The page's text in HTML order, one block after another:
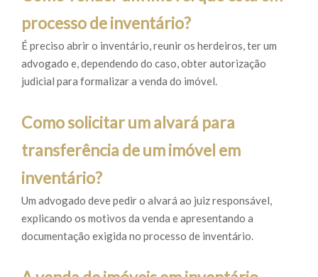
processo de inventário?
É preciso abrir o inventário, reunir os herdeiros, ter um
advogado e, dependendo do caso, obter autorização
judicial para formalizar a venda do imóvel.
Como solicitar um alvará para
transferência de um imóvel em
inventário?
Um advogado deve pedir o alvará ao juiz responsável,
explicando os motivos da venda e apresentando a
documentação exigida no processo de inventário.